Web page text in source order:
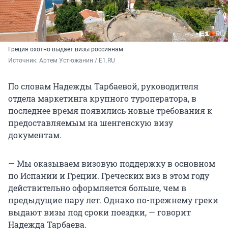
Греция охотно выдает визы россиянам
Источник: Артем Устюжанин / E1.RU
По словам Надежды Тарбаевой, руководителя
отдела маркетинга крупного туроператора, в
последнее время появились новые требования к
предоставляемым на шенгенскую визу
документам.
— Мы оказываем визовую поддержку в основном
по Испании и Греции. Греческих виз в этом году
действительно оформляется больше, чем в
предыдущие пару лет. Однако по-прежнему греки
выдают визы под сроки поездки, — говорит
Надежда Тарбаева.